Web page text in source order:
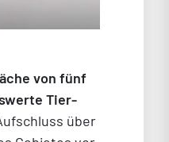
von fünf
Tier-
über